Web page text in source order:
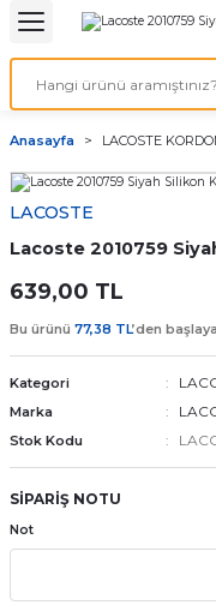
& ELEKTİRİK
ve Cihaz Pilleri
ÇEŞİTLERİ
Kordon Çeşitleri
Kordonları
saat kordonu
Kordonları
Anasayfa LACOSTE
LACOSTE
Lacoste 2010759
639,00 TL
Bu ürünü 77,38 TL’den
Kategori
Marka
Stok Kodu
SİPARİŞ NOTU
Not